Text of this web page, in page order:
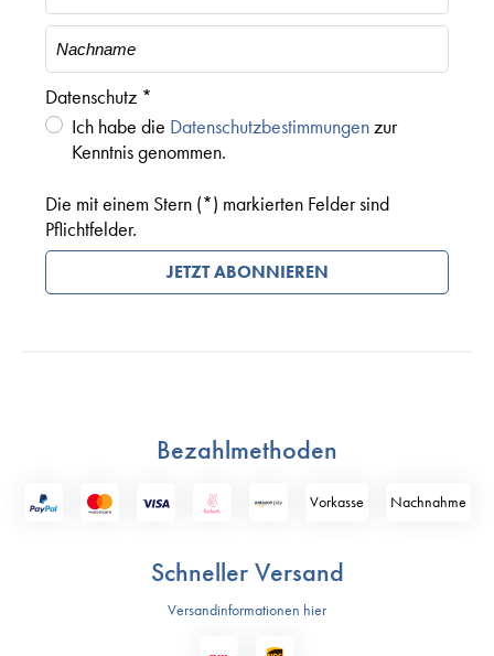
Datenschutz *
Ich habe die Datenschutzbestimmungen zur
Kenntnis genommen.
Die mit einem Stern (*) markierten Felder sind
Pflichtfelder.
JETZT ABONNIEREN
Bezahlmethoden
Vorkasse Nach­nahme
Schneller Versand
Versandinformationen hier